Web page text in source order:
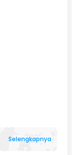
Selengkapnya